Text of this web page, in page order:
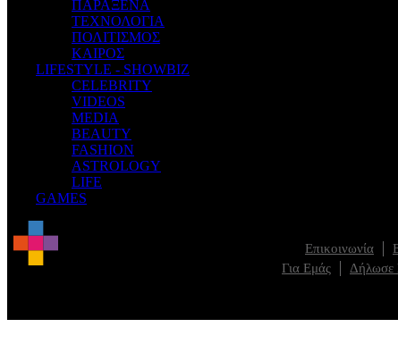
ΠΑΡΑΞΕΝΑ
ΤΕΧΝΟΛΟΓΙΑ
ΠΟΛΙΤΙΣΜΟΣ
ΚΑΙΡΟΣ
LIFESTYLE - SHOWBIZ
CELEBRITY
VIDEOS
MEDIA
BEAUTY
FASHION
ASTROLOGY
LIFE
GAMES
Επικοινωνία
Για Εμάς
Δήλωσε